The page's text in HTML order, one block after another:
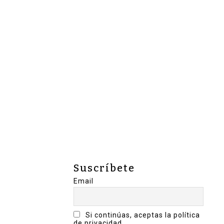
Suscríbete
Email
Si continúas, aceptas la política